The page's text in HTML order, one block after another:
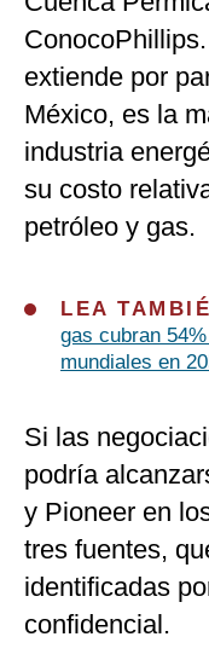
extiende por
México, es la
industria
su costo
petróleo y gas.
LEA
gas cubran
mundiales en
Si las
podría
y Pioneer en
tres fuentes,
identificadas
confidencial.